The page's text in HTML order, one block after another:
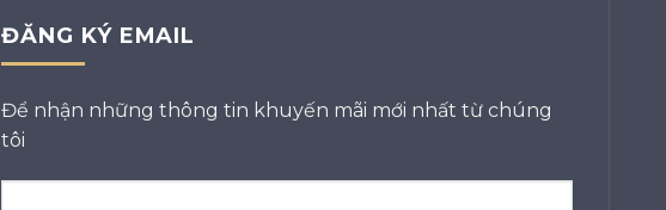
ĐĂNG KÝ EMAIL
Để nhận những thông tin khuyến mãi mới nhất từ chúng
tôi